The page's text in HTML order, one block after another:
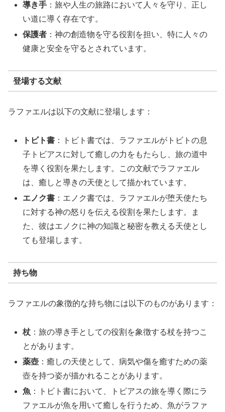
導き手 ：旅や人生の旅路において人々を守り、正し
い道に導く存在です。
保護者 ：神の創造物を守る役割を担い、特に人々の
健康と安全を守るとされています。
登場する文献
ラファエルは以下の文献に登場します：
トビト書 ：トビト書では、ラファエルがトビトの息
子トビアスに対して癒しの力をもたらし、旅の道中
を導く役割を果たします。この文献でラファエル
は、癒しと導きの天使として描かれています。
エノク書 ：エノク書では、ラファエルが堕天使たち
に対する神の怒りを伝える役割を果たします。ま
た、彼はエノクに神の知識と秘密を教える天使とし
ても登場します。
持ち物
ラファエルの象徴的な持ち物には以下のものがあります：
杖 ：旅の導き手としての役割を象徴する杖を持つこ
とがあります。
薬壺 ：癒しの天使として、病気や傷を癒すための薬
壺を持つ姿が描かれることがあります。
魚 ：トビト書において、トビアスの旅を導く際にラ
ファエルが魚を用いて癒しを行うため、魚がラファ